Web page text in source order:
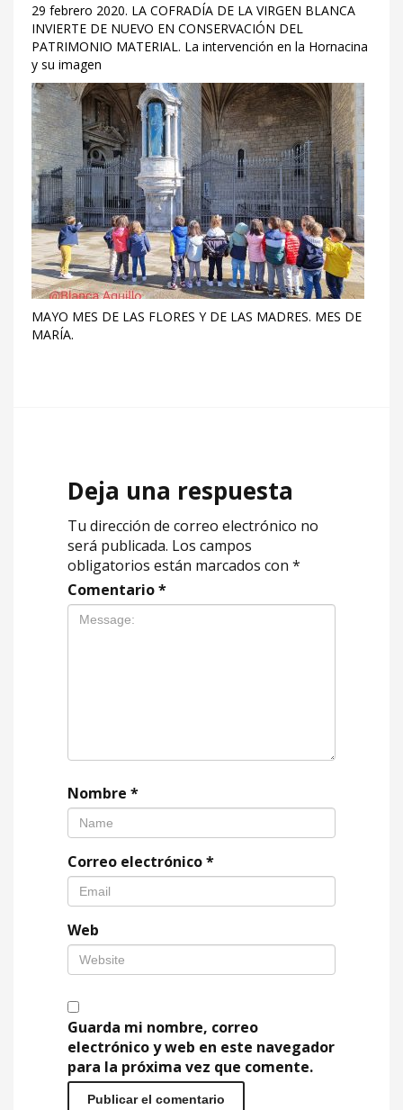
29 febrero 2020. LA COFRADÍA DE LA VIRGEN BLANCA
INVIERTE DE NUEVO EN CONSERVACIÓN DEL
PATRIMONIO MATERIAL. La intervención en la Hornacina
y su imagen
MAYO MES DE LAS FLORES Y DE LAS MADRES. MES DE
MARÍA.
Deja una respuesta
Tu dirección de correo electrónico no
será publicada. Los campos
obligatorios están marcados con *
Comentario*
Nombre *
Correo electrónico*
Web
Guarda mi nombre, correo
electrónico y web en este navegador
para la próxima vez que comente.